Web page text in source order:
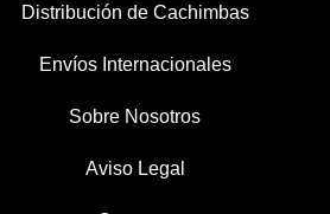
Distribución de Cachimbas
Envíos Internacionales
Sobre Nosotros
Aviso Legal